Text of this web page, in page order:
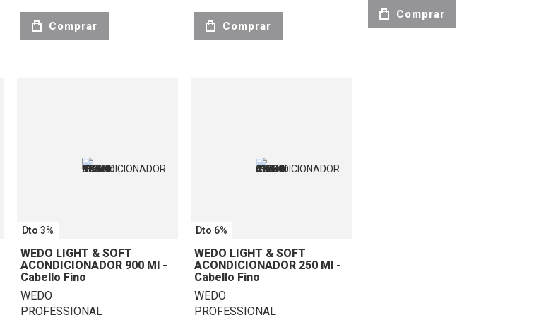
Comprar Comprar
Comprar
Dto 3%
WEDO LIGHT & SOFT
ACONDICIONADOR 900 Ml -
Cabello Fino
WEDO
PROFESSIONAL
Dto 6%
WEDO LIGHT & SOFT
ACONDICIONADOR 250 Ml -
Cabello Fino
WEDO
PROFESSIONAL